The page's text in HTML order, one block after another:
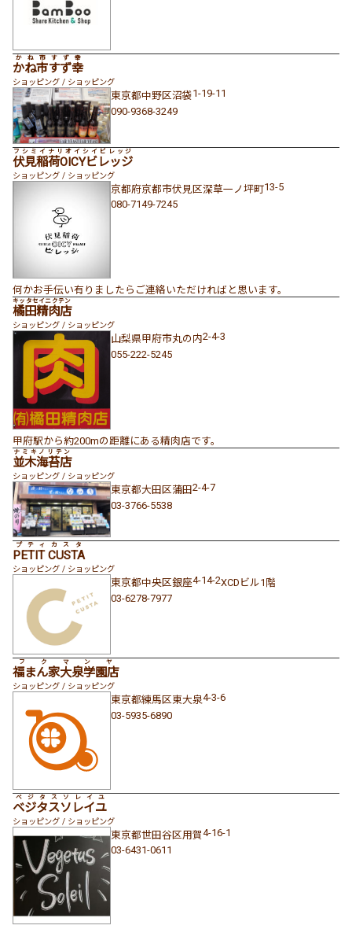
かね市すず幸
かね市すず幸
ショッピング / ショッピング
東京都中野区沼袋1-19-11
090-9368-3249
伏見稲荷OICYビレッジ
フシミイナリオイシイビレッジ
ショッピング / ショッピング
京都府京都市伏見区深草一ノ坪町13-5
080-7149-7245
何かお手伝い有りましたらご連絡いただければと思います。
橘田精肉店
キッタセイニクテン
ショッピング / ショッピング
山梨県甲府市丸の内2-4-3
055-222-5245
甲府駅から約200mの距離にある精肉店です。
並木海苔店
ナミキノリテン
ショッピング / ショッピング
東京都大田区蒲田2-4-7
03-3766-5538
PETIT CUSTA
プティカスタ
ショッピング / ショッピング
東京都中央区銀座4-14-2XCDビル1階
03-6278-7977
福まん家大泉学園店
フクマンヤ
ショッピング / ショッピング
東京都練馬区東大泉4-3-6
03-5935-6890
ベジタスソレイユ
ベジタスソレイユ
ショッピング / ショッピング
東京都世田谷区用賀4-16-1
03-6431-0611